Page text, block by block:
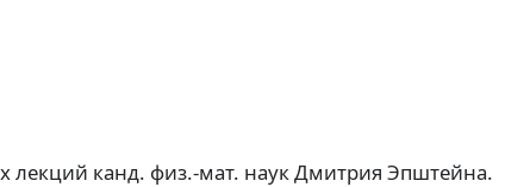
лекций канд. физ.-мат. наук Дмитрия Эпштейна.